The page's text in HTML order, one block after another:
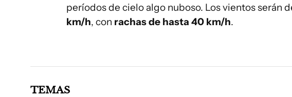
períodos de cielo algo nuboso. Los vientos serán
km/h, con rachas de hasta 40 km/h.
TEMAS